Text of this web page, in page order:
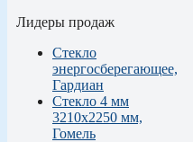
Лидеры продаж
Стекло
энергосберегающее,
Гардиан
Стекло 4 мм
3210х2250 мм,
Гомель